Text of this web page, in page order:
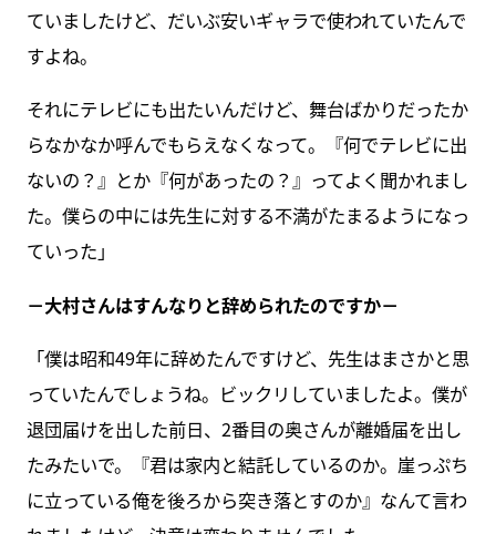
ていましたけど、だいぶ安いギャラで使われていたんで
すよね。
それにテレビにも出たいんだけど、舞台ばかりだったか
らなかなか呼んでもらえなくなって。『何でテレビに出
ないの？』とか『何があったの？』ってよく聞かれまし
た。僕らの中には先生に対する不満がたまるようになっ
ていった」
－大村さんはすんなりと辞められたのですか－
「僕は昭和49年に辞めたんですけど、先生はまさかと思
っていたんでしょうね。ビックリしていましたよ。僕が
退団届けを出した前日、2番目の奥さんが離婚届を出し
たみたいで。『君は家内と結託しているのか。崖っぷち
に立っている俺を後ろから突き落とすのか』なんて言わ